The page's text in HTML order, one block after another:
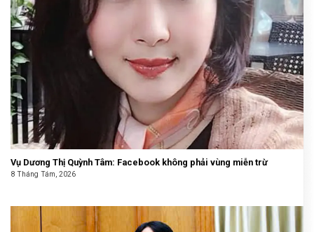
Vụ Dương Thị Quỳnh Tâm: Facebook không phải vùng miễn trừ
8 Tháng Tám, 2026